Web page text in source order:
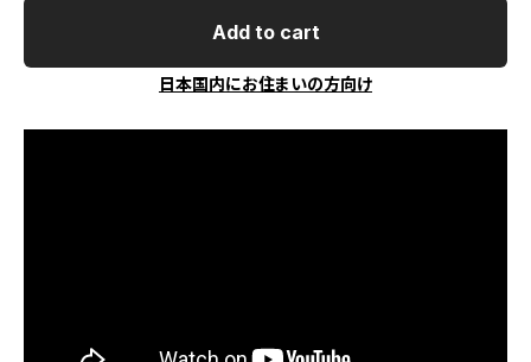
Add to cart
日本国内にお住まいの方向け